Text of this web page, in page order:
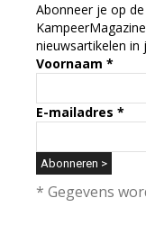
Abonneer je op
nieuwsartikelen in
Voornaam *
E-mailadres *
* Gegevens